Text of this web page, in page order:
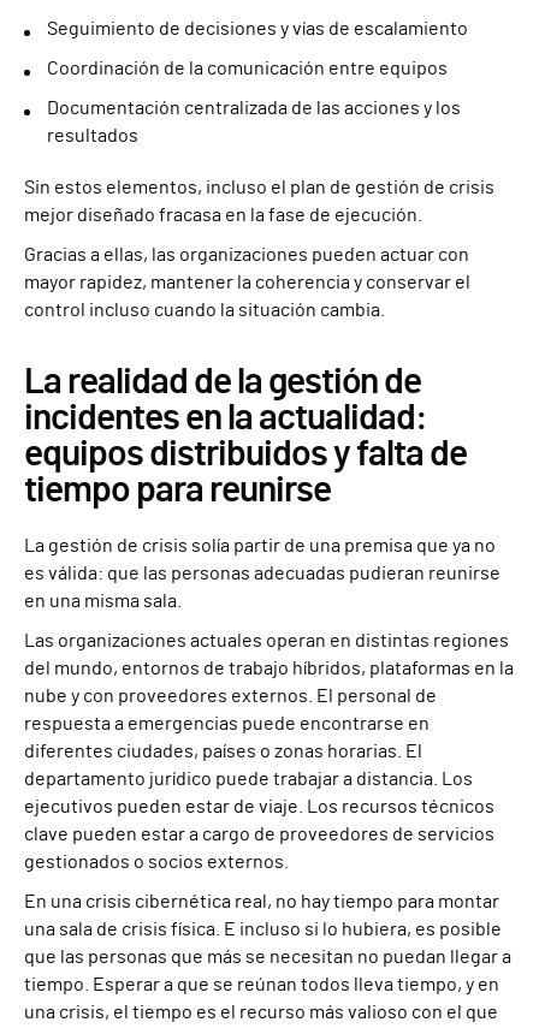
Seguimiento de decisiones y vías de escalamiento
Coordinación de la comunicación entre equipos
Documentación centralizada de las acciones y los
resultados
Sin estos elementos, incluso el plan de gestión de crisis
mejor diseñado fracasa en la fase de ejecución.
Gracias a ellas, las organizaciones pueden actuar con
mayor rapidez, mantener la coherencia y conservar el
control incluso cuando la situación cambia.
La realidad de la gestión de
incidentes en la actualidad:
equipos distribuidos y falta de
tiempo para reunirse
La gestión de crisis solía partir de una premisa que ya no
es válida: que las personas adecuadas pudieran reunirse
en una misma sala.
Las organizaciones actuales operan en distintas regiones
del mundo, entornos de trabajo híbridos, plataformas en la
nube y con proveedores externos. El personal de
respuesta a emergencias puede encontrarse en
diferentes ciudades, países o zonas horarias. El
departamento jurídico puede trabajar a distancia. Los
ejecutivos pueden estar de viaje. Los recursos técnicos
clave pueden estar a cargo de proveedores de servicios
gestionados o socios externos.
En una crisis cibernética real, no hay tiempo para montar
una sala de crisis física. E incluso si lo hubiera, es posible
que las personas que más se necesitan no puedan llegar a
tiempo. Esperar a que se reúnan todos lleva tiempo, y en
una crisis, el tiempo es el recurso más valioso con el que